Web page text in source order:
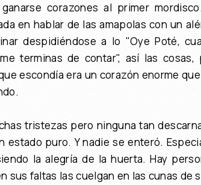
corazones al primer
en hablar de las amapolas con un
despidiéndose a lo "Oye Poté,
terminas de contar", así las cosas,
escondía era un corazón enorme
tristezas pero ninguna tan
estado puro. Y nadie se enteró.
la alegría de la huerta. Hay
sus faltas las cuelgan en las cunas de